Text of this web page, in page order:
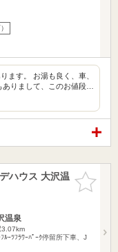
ます。 お湯も良く、車、
りまして、このお値段…
お気に入
りに追加
ハウス 大沢温
温泉
3.07km
ｰﾂﾌﾗﾜｰﾊﾟｰｸ停留所下車、J